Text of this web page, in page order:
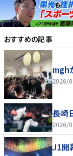
おすすめの記事
mgh
2026/
長崎
2026/
J1開